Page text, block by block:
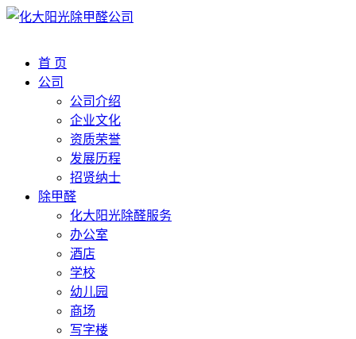
首 页
公司
公司介绍
企业文化
资质荣誉
发展历程
招贤纳士
除甲醛
化大阳光除醛服务
办公室
酒店
学校
幼儿园
商场
写字楼